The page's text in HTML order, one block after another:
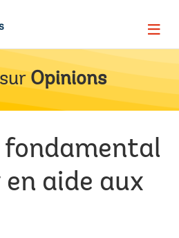
Page
Opinions
fondamental
aide aux